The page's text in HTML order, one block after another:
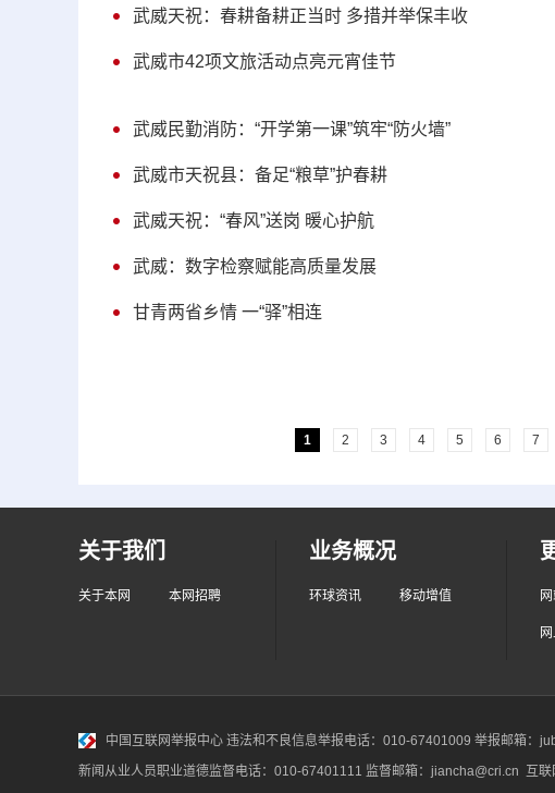
武威天祝：春耕备耕正当时 多措并举保丰收
武威市42项文旅活动点亮元宵佳节
武威民勤消防：“开学第一课”筑牢“防火墙”
武威市天祝县：备足“粮草”护春耕
武威天祝：“春风”送岗 暖心护航
武威：数字检察赋能高质量发展
甘青两省乡情 一“驿”相连
1 2 3 4 5 6 7
关于我们
关于本网 本网招聘
业务概况
环球资讯 移动增值
中国互联网举报中心 违法和不良信息举报电话：010-67401009 举报邮箱：
新闻从业人员职业道德监督电话：010-67401111 监督邮箱：jiancha@cri.cn 互